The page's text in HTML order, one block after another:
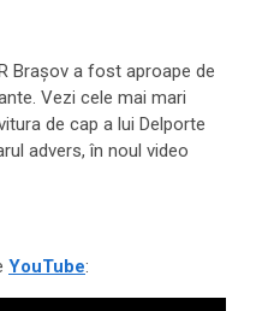
Brașov a fost aproape de
Vezi cele mai mari
de cap a lui Delporte
advers, în noul video
YouTube: